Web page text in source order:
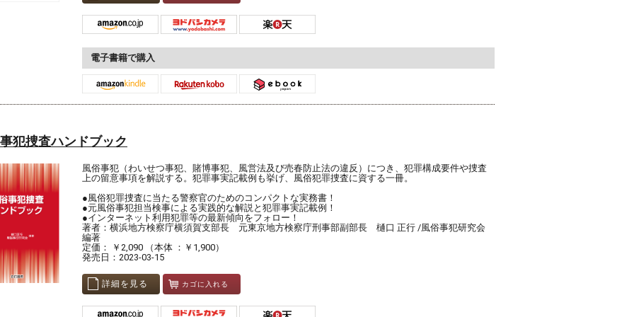
電子書籍で購入
犯捜査ハンドブック
風俗事犯（わいせつ事犯、賭博事犯、風営法及び売春防止法の違反）につき、犯罪構成要件や捜査
上の留意事項を解説する。犯罪事実記載例も挙げ、風俗犯罪捜査に資する一冊。
●風俗犯罪捜査に当たる警察官のためのコンパクトな実務書！
●元風俗事犯担当検事による実践的な解説と犯罪事実記載例！
●インターネット利用犯罪等の最新傾向をフォロー！
著者：横浜地方検察庁横須賀支部長 元東京地方検察庁刑事部副部長 樋口 正行 /風俗事犯研究会
編著
定価： ￥2,090 （本体 ：￥1,900）
発売日：2023-03-15
詳細を見る カゴに入れる